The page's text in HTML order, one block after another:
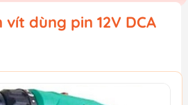
dùng pin 12V DCA